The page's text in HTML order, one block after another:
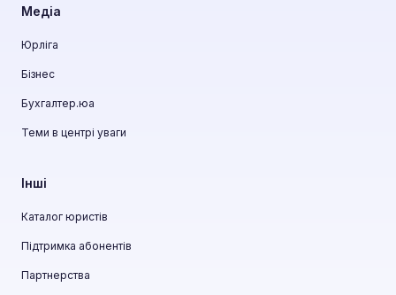
Медіа
Юрліга
Бізнес
Бухгалтер.юа
Теми в центрі уваги
Інші
Каталог юристів
Підтримка абонентів
Партнерства